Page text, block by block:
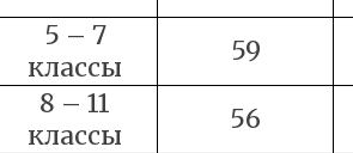
5 – 7
классы
59
8 – 11
классы
56